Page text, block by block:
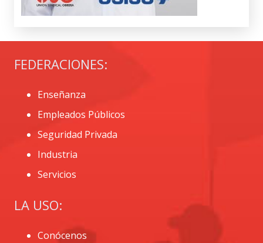
FEDERACIONES:
Enseñanza
Empleados Públicos
Seguridad Privada
Industria
Servicios
LA USO:
Conócenos